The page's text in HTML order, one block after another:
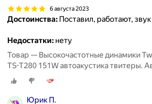
6 августа 2023
Достоинства: Поставил, работают,
Недостатки: нету
Товар — Высокочастотные динамики
TS-T280 151W автоакустика твитеры.
Вч динамики колонки пищалки для авто
Юрик П.